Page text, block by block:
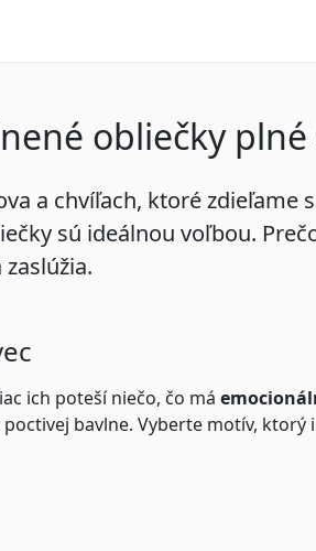
obliečky
a chvíľach, ktoré zdieľame
sú ideálnou voľbou.
ich poteší niečo, čo má
bavlne. Vyberte motív,